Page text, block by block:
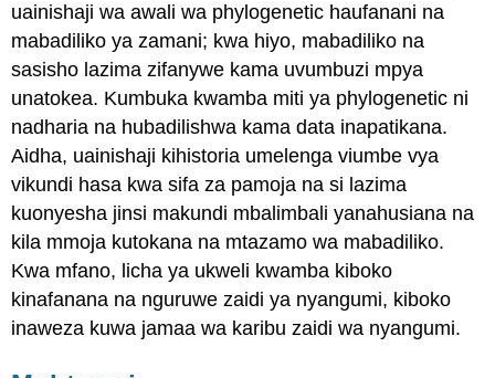
uainishaji wa awali wa phylogenetic haufanani na
mabadiliko ya zamani; kwa hiyo, mabadiliko na
sasisho lazima zifanywe kama uvumbuzi mpya
unatokea. Kumbuka kwamba miti ya phylogenetic ni
nadharia na hubadilishwa kama data inapatikana.
Aidha, uainishaji kihistoria umelenga viumbe vya
vikundi hasa kwa sifa za pamoja na si lazima
kuonyesha jinsi makundi mbalimbali yanahusiana na
kila mmoja kutokana na mtazamo wa mabadiliko.
Kwa mfano, licha ya ukweli kwamba kiboko
kinafanana na nguruwe zaidi ya nyangumi, kiboko
inaweza kuwa jamaa wa karibu zaidi wa nyangumi.